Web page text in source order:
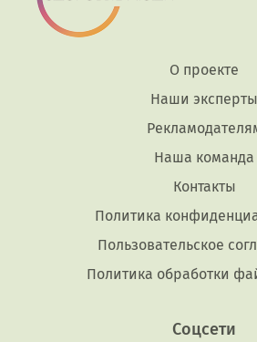
О проекте
Наши эксперты
Наша команда
Контакты
Политика
Пользовательское
Политика обработки
Соцсети